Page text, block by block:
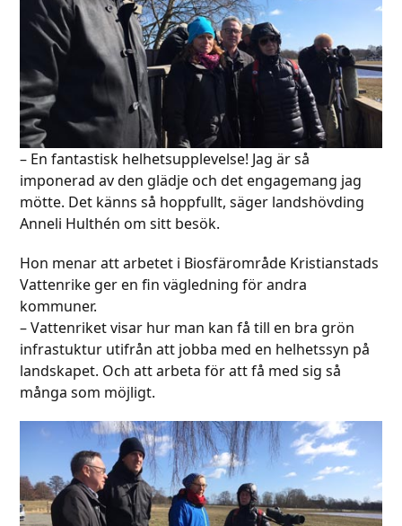
– En fantastisk helhetsupplevelse! Jag är så
imponerad av den glädje och det engagemang jag
mötte. Det känns så hoppfullt, säger landshövding
Anneli Hulthén om sitt besök.
Hon menar att arbetet i Biosfärområde Kristianstads
Vattenrike ger en fin vägledning för andra
kommuner.
– Vattenriket visar hur man kan få till en bra grön
infrastuktur utifrån att jobba med en helhetssyn på
landskapet. Och att arbeta för att få med sig så
många som möjligt.